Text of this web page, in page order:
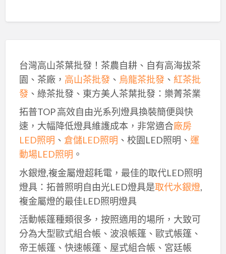
台灣高山茶葉批發！茶農自耕、自有高海拔茶
園、茶廠， 高山茶批發、 烏龍茶批發、 紅茶批
發、綠茶批發、東方美人茶葉批發：樂菁茶業
拓普TOP 高效自由光系列燈具換裝簡便與快
速，大幅降低燈具維護成本，非常適合廠房
LED照明 、 倉儲LED照明 、校園LED照明、 運
動場LED照明 。
水銀燈,複金屬燈超耗電，最佳的取代LED照明
燈具：拓普照明自由光LED燈具是取代水銀燈,
複金屬燈的最佳LED照明燈具
活動帳篷種類很多，按照適用的場所，大致可
分為大型歐式組合帳、波浪帳篷、歐式帳篷、
帝王帳篷、快速帳篷、屋式組合帳、宮廷帳